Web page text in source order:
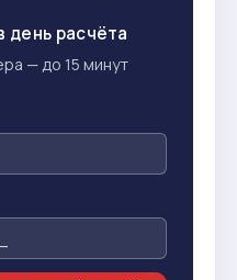
день расчёта
— до 15 минут